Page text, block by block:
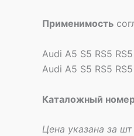
Применимость
Audi A5 S5 RS5
Audi A5 S5 RS5
Каталожный
Цена указана за шт